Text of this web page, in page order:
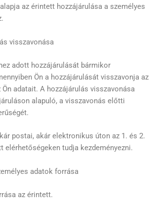
az érintett hozzájárulása a személyes
visszavonása
adott hozzájárulását bármikor
Ön a hozzájárulását visszavonja az
adatait. A hozzájárulás visszavonása
alapuló, a visszavonás előtti
postai, akár elektronikus úton az 1. és 2.
elérhetőségeken tudja kezdeményezni.
adatok forrása
az érintett.